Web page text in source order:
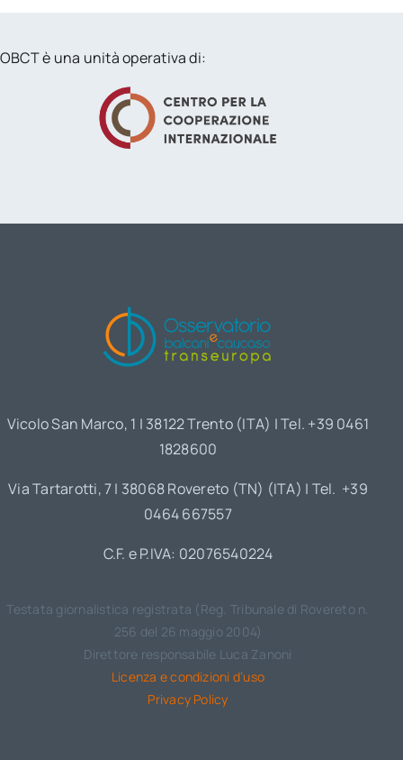
OBCT è una unità operativa di:
Vicolo San Marco, 1 | 38122 Trento (ITA) | Tel. +39 0461
1828600
Via Tartarotti, 7 | 38068 Rovereto (TN) (ITA) | Tel. +39
0464 667557
C.F. e P.IVA: 02076540224
Testata giornalistica registrata (Reg. Tribunale di Rovereto n.
256 del 26 maggio 2004)
Direttore responsabile Luca Zanoni
Licenza e condizioni d’uso
Privacy Policy